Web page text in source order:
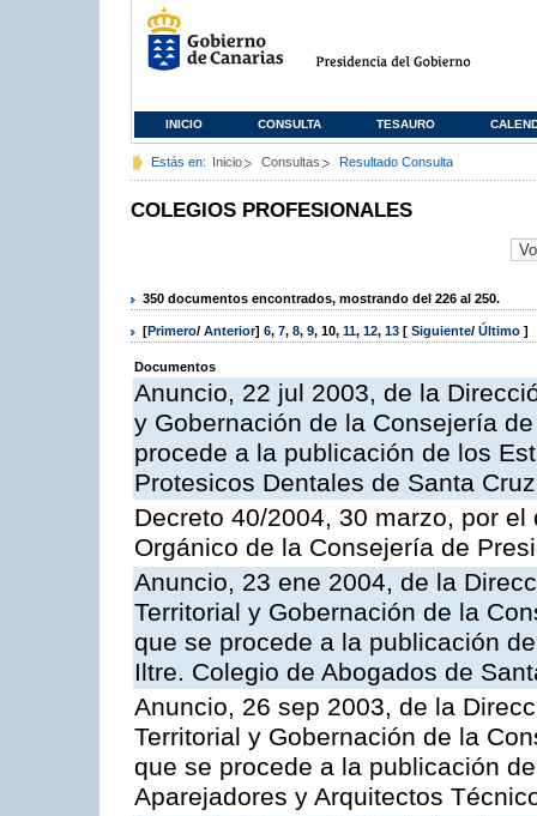
INICIO CONSULTA TESAURO
Estás en: Inicio Consultas Resultado Consulta
COLEGIOS PROFESIONALES
350 documentos encontrados, mostrando del 226 al 250.
[Primero/ Anterior] 6, 7, 8, 9, 10, 11, 12, 13 [ Siguiente/ Último ]
Documentos
Anuncio, 22 jul 2003, de la
y Gobernación de la Consejería
procede a la publicación de los
Protesicos Dentales de Santa
Decreto 40/2004, 30 marzo, por
Orgánico de la Consejería de
Anuncio, 23 ene 2004, de la
Territorial y Gobernación de la
que se procede a la publicación
Iltre. Colegio de Abogados de
Anuncio, 26 sep 2003, de la
Territorial y Gobernación de la
que se procede a la publicación
Aparejadores y Arquitectos